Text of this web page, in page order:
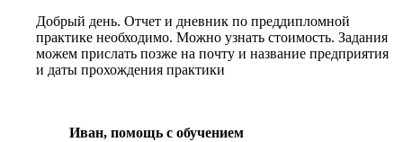
Добрый день. Отчет и дневник по преддипломной
практике необходимо. Можно узнать стоимость. Задания
можем прислать позже на почту и название предприятия
и даты прохождения практики
Иван, помощь с обучением